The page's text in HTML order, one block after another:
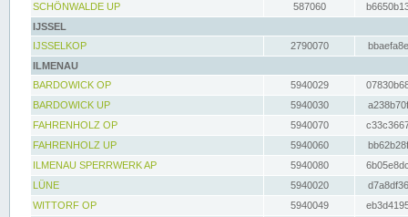
SCHÖNWALDE UP
587060
IJSSEL
IJSSELKOP
2790070
ILMENAU
BARDOWICK OP
5940029
BARDOWICK UP
5940030
FAHRENHOLZ OP
5940070
FAHRENHOLZ UP
5940060
ILMENAU SPERRWERK AP
5940080
LÜNE
5940020
WITTORF OP
5940049